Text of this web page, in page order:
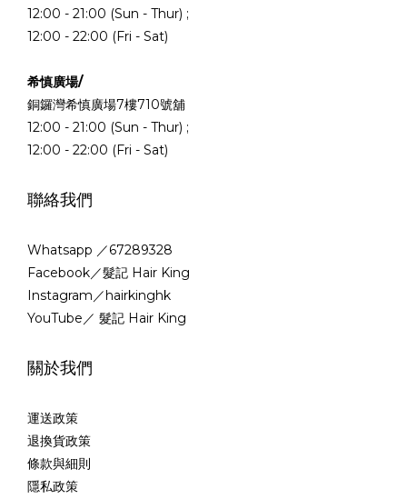
12:00 - 21:00 (Sun - Thur) ;
12:00 - 22:00 (Fri - Sat)
希慎廣場/
銅鑼灣希慎廣場7樓710號舖
12:00 - 21:00 (Sun - Thur) ;
12:00 - 22:00 (Fri - Sat)
聯絡我們
Whatsapp ／67289328
Facebook／髮記 Hair King
Instagram／hairkinghk
YouTube／ 髮記 Hair King
關於我們
運送政策
退換貨政策
條款與細則
隱私政策